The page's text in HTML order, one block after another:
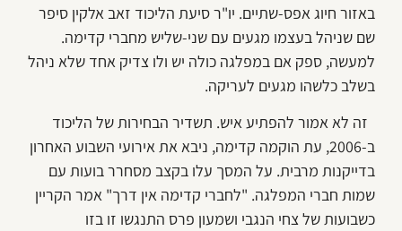
באזור חיוג אפס-שתיים. יו"ר סיעת הליכוד זאב אלקין סיפר
שם שניהל בעצמו מגעים עם שני-שליש מחברי קדימה.
למעשה, ספק אם במפלגה כולה יש ולו צדיק אחד שלא ניהל
בשלב כלשהו מגעים לעריקה.
זה לא אמור להפתיע איש. תשדיר הבחירות של הליכוד
ב-2006, עת הוקמה קדימה, ניבא את אירועי השבוע האחרון
בדייקנות מרבית. על המסך עלו בקצב מסחרר בועות עם
שמות חברי המפלגה. "לחברי קדימה אין דרך" אמר הקריין
כשבועות של צחי הנגבי ושמעון פרס התנגשו זו בזו